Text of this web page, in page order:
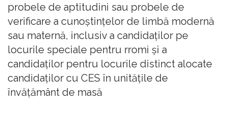
probele de aptitudini sau probele de
verificare a cunoștințelor de limbă modernă
sau maternă, inclusiv a candidaților pe
locurile speciale pentru rromi și a
candidaților pentru locurile distinct alocate
candidaților cu CES în unitățile de
învățământ de masă